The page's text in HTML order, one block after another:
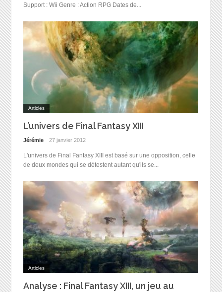
Support : Wii Genre : Action RPG Dates de...
Articles
L’univers de Final Fantasy XIII
Jérémie 27 janvier 2012
L'univers de Final Fantasy XIII est basé sur une opposition, celle
de deux mondes qui se détestent autant qu'ils se...
Articles
Analyse : Final Fantasy XIII, un jeu au